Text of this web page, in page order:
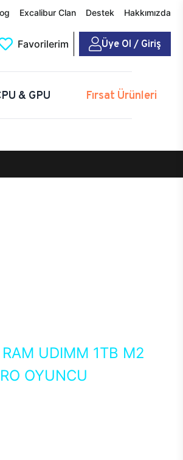
Excalibur Clan Destek Hakkımızda
Favorilerim Üye Ol / Giriş
& GPU Fırsat Ürünleri
UDIMM 1TB M2
OYUNCU